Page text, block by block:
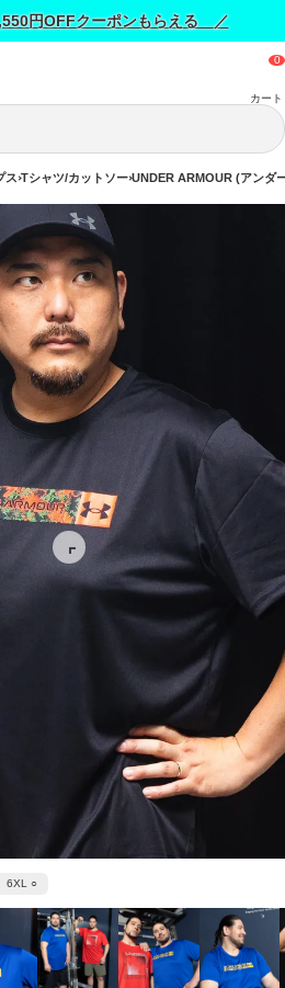
円OFFクーポンもらえる ／
カート
ス Tシャツ/カットソー UNDER ARMOUR (アンダ
6XL ○